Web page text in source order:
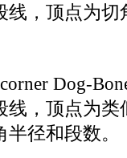
线，顶点为切
Dog-
线，顶点为类
径和段数。